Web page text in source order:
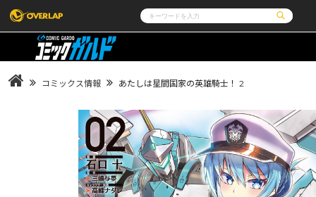
コミック
LiQulle
ライトノベル
ノベルスf
ポケットモンスター
オーバーラップ広報室
企業
会社概要
採用情報
アクセス
オーバーラップホールディングス
お問い合わせは
オーバーラップ文庫 オーバーラップノベルス
コミックス情報 あたしは星間国家の英雄騎士！ 2